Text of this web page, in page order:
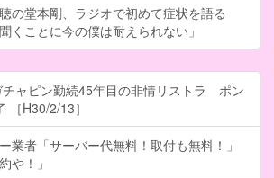
の堂本剛、ラジオで初めて症状を語る
くことに今の僕は耐えられない」
チャピン勤続45年目の非情リストラ ポン
［H30/2/13］
業者「サーバー代無料！取付も無料！」
や！」